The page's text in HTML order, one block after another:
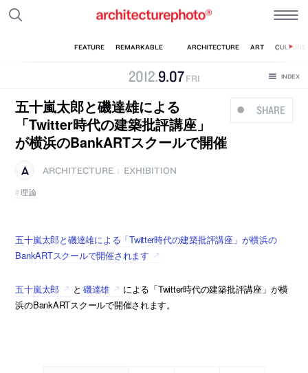
2012.9.07 FRI
SHARE
五十嵐太郎と磯達雄による
「Twitter時代の建築批評講座」
が横浜のBankARTスクールで開催
ARCHITECTURE
EXHIBITION
理論
五十嵐太郎と磯達雄による「Twitter時代の建築批評講座」が横浜の
BankARTスクールで開催されます
五十嵐太郎 と 磯達雄
による「Twitter時代の建築批評講座」が横
浜のBankARTスクールで開催されます。